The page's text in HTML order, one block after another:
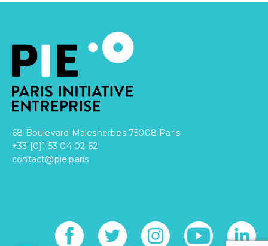
68 Boulevard Malesherbes 75008 Paris
+33 [0]1 53 04 02 62
contact@pie.paris